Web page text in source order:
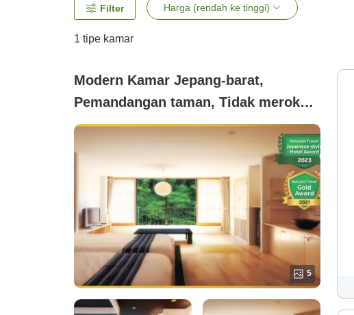
Filter Harga (rendah ke tinggi)
1 tipe kamar
Modern Kamar Jepang-barat,
Pemandangan taman, Tidak merokok
(Aizu Modern 'Shosuke Roman-tei
(Kamar Gaya Jepang dan Barat)'
[Dengan S/T] ID003)
5